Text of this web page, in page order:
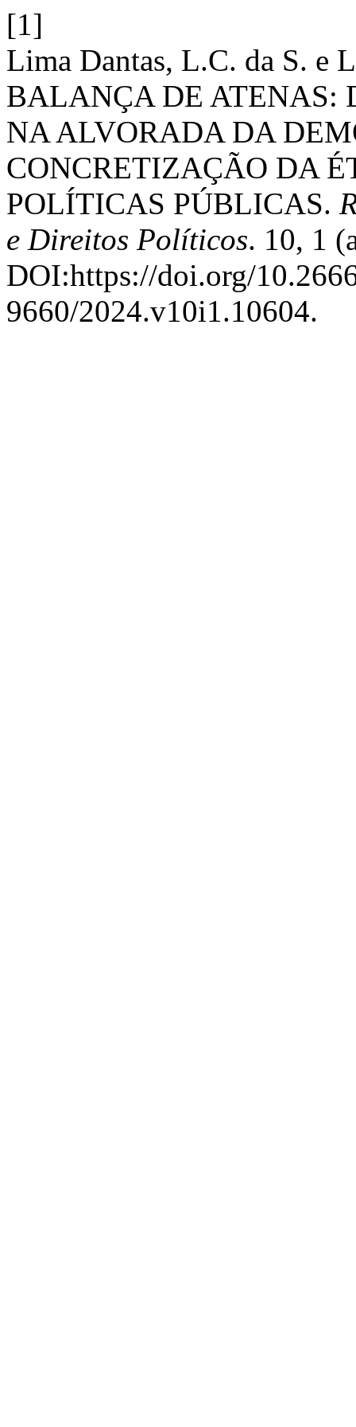
[1]
Lima Dantas, L.C. da S. e
BALANÇA DE ATENAS:
NA ALVORADA DA
CONCRETIZAÇÃO DA
POLÍTICAS PÚBLICAS.
e Direitos Políticos. 10, 1
DOI:https://doi.org/
9660/2024.v10i1.10604.